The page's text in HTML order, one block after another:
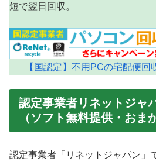
短で翌日回収。
【国認定】不用PCの宅配便回
認定事業者リネットジャ
（ソフト無料提供・おま
認定事業者「リネットジャパン」